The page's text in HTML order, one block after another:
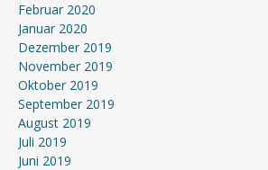
Februar 2020
Januar 2020
Dezember 2019
November 2019
Oktober 2019
September 2019
August 2019
Juli 2019
Juni 2019